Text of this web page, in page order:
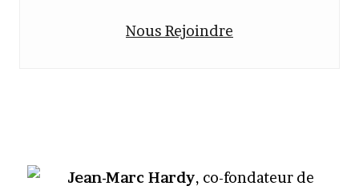
Nous Rejoindre
Jean-Marc Hardy, co-fondateur de